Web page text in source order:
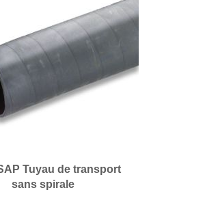
Tuyau de transport
sans spirale